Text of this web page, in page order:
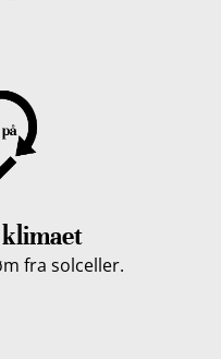
fra solceller.